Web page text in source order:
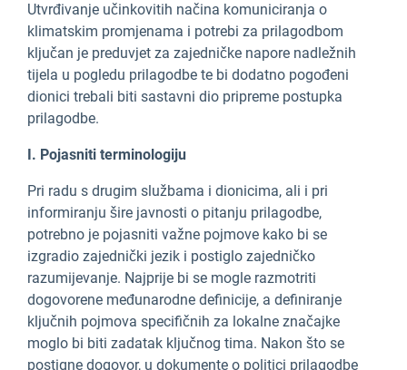
Utvrđivanje učinkovitih načina komuniciranja o
klimatskim promjenama i potrebi za prilagodbom
ključan je preduvjet za zajedničke napore nadležnih
tijela u pogledu prilagodbe te bi dodatno pogođeni
dionici trebali biti sastavni dio pripreme postupka
prilagodbe.
I. Pojasniti terminologiju
Pri radu s drugim službama i dionicima, ali i pri
informiranju šire javnosti o pitanju prilagodbe,
potrebno je pojasniti važne pojmove kako bi se
izgradio zajednički jezik i postiglo zajedničko
razumijevanje. Najprije bi se mogle razmotriti
dogovorene međunarodne definicije, a definiranje
ključnih pojmova specifičnih za lokalne značajke
moglo bi biti zadatak ključnog tima. Nakon što se
postigne dogovor, u dokumente o politici prilagodbe